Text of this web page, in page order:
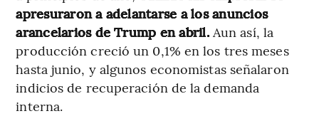
apresuraron a adelantarse a los anuncios
arancelarios de Trump en abril.Aun así, la
producción creció un 0,1% en los tres meses
hasta junio, y algunos economistas señalaron
indicios de recuperación de la demanda
interna.